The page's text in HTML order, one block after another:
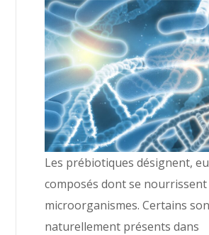
Les prébiotiques désignent,
composés dont se nourrissent
microorganismes. Certains
naturellement présents dans